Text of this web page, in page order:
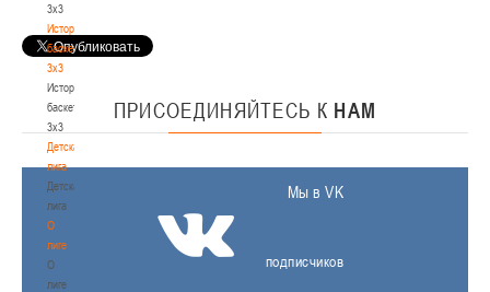
3х3
История
баскетбола
3х3
История
баскетбола
3х3
Детская
лига
Детская
лига
О
лиге
О
лиге
ПРИСОЕДИНЯЙТЕСЬ К НАМ
Мы в VK
подписчиков